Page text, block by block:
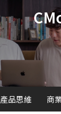
產品思維 商